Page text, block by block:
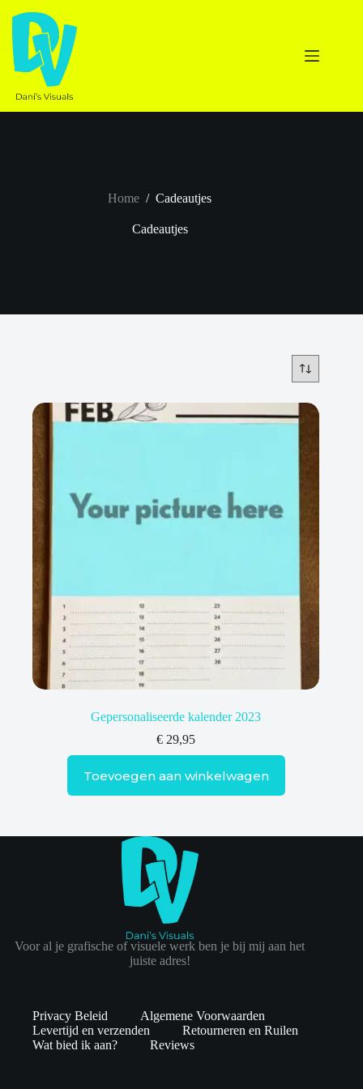
naar
inhoud
Home / Cadeautjes
Cadeautjes
Gepersonaliseerde kalender 2023
€ 29,95
Toevoegen aan winkelwagen
Voor al je grafische of visuele werk ben je bij mij aan het
juiste adres!
Privacy Beleid
Algemene Voorwaarden
Levertijd en verzenden
Retourneren en Ruilen
Wat bied ik aan?
Reviews